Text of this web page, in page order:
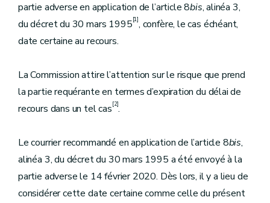
partie adverse en application de l’article 8bis, alinéa 3,
du décret du 30 mars 1995[1], confère, le cas échéant,
date certaine au recours.
La Commission attire l’attention sur le risque que prend
la partie requérante en termes d’expiration du délai de
recours dans un tel cas[2].
Le courrier recommandé en application de l’article 8bis,
alinéa 3, du décret du 30 mars 1995 a été envoyé à la
partie adverse le 14 février 2020. Dès lors, il y a lieu de
considérer cette date certaine comme celle du présent